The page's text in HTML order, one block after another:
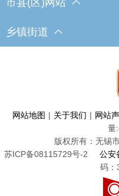
乡镇街道
网站地图 | 关于我们 | 网站
量:
版权所有：无锡
苏ICP备08115729号-2
公安
码：